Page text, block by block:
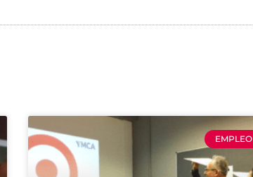
EMPLEO